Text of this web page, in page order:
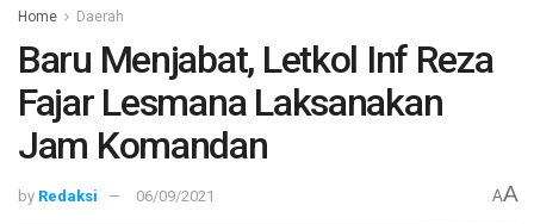
Home Daerah
Baru Menjabat, Letkol Inf Reza
Fajar Lesmana Laksanakan
Jam Komandan
by Redaksi 06/09/2021 AA